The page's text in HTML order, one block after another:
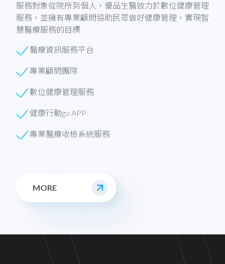
服務對象從院所到個人，優品生醫致力於數位健康管理
服務，並擁有專業顧問協助民眾做好健康管理，實現智
慧醫療服務的目標
醫療資訊服務平台
專業顧問團隊
數位健康管理服務
健康行動go APP
專業醫療收檢系統服務
MORE